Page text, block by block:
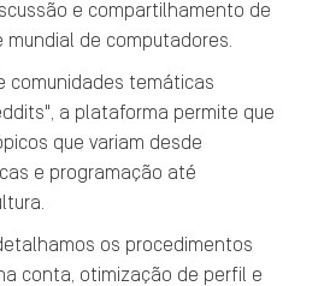
e compartilhamento de
de computadores.
comunidades temáticas
a plataforma permite que
que variam desde
e programação até
os procedimentos
conta, otimização de perfil e